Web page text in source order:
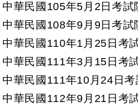
中華民國105年5月2日考
中華民國108年9月9日考
中華民國110年1月25日考
中華民國111年3月15日考
中華民國111年10月24日
中華民國112年9月21日考